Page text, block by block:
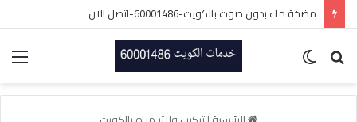
تصليح سخانات مركزيه الكويت/60001486/فني سخانات بالكويت
بحث